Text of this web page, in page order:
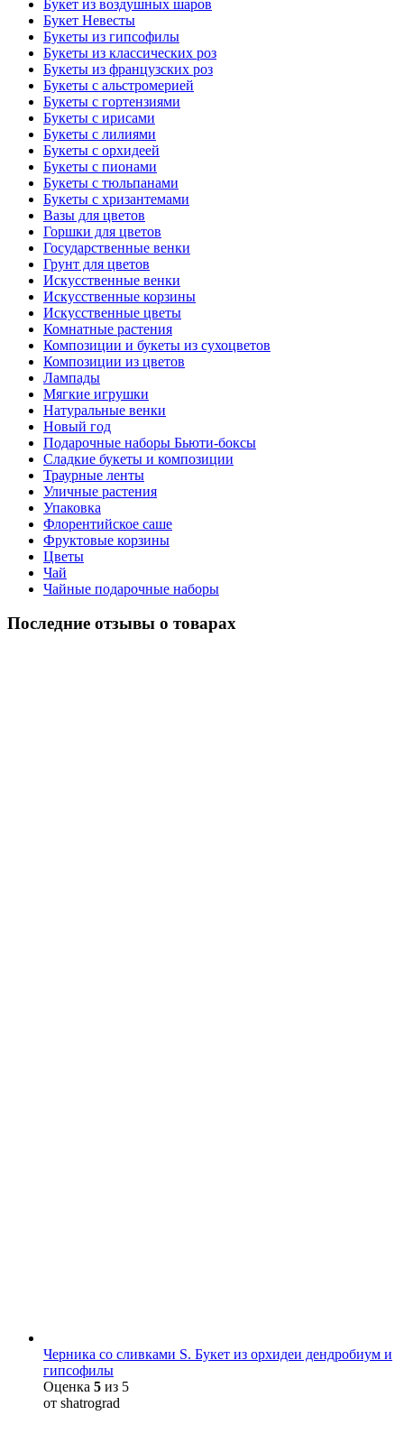
Букет из воздушных шаров
Букет Невесты
Букеты из гипсофилы
Букеты из классических роз
Букеты из французских роз
Букеты с альстромерией
Букеты с гортензиями
Букеты с ирисами
Букеты с лилиями
Букеты с орхидеей
Букеты с пионами
Букеты с тюльпанами
Букеты с хризантемами
Вазы для цветов
Горшки для цветов
Государственные венки
Грунт для цветов
Искусственные венки
Искусственные корзины
Искусственные цветы
Комнатные растения
Композиции и букеты из сухоцветов
Композиции из цветов
Лампады
Мягкие игрушки
Натуральные венки
Новый год
Подарочные наборы Бьюти-боксы
Сладкие букеты и композиции
Траурные ленты
Уличные растения
Упаковка
Флорентийское саше
Фруктовые корзины
Цветы
Чай
Чайные подарочные наборы
Последние отзывы о товарах
Черника со сливками S. Букет из орхидеи дендробиум и
гипсофилы
Оценка 5 из 5
от shatrograd